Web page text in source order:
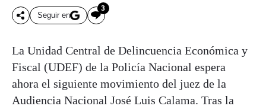
Seguir en
3
La Unidad Central de Delincuencia Económica y
Fiscal (UDEF) de la Policía Nacional espera
ahora el siguiente movimiento del juez de la
Audiencia Nacional José Luis Calama. Tras la